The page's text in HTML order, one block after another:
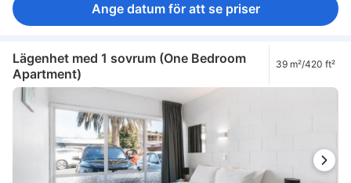
Ange datum för att se priser
Lägenhet med 1 sovrum (One Bedroom
Apartment)
39 m²/420 ft²